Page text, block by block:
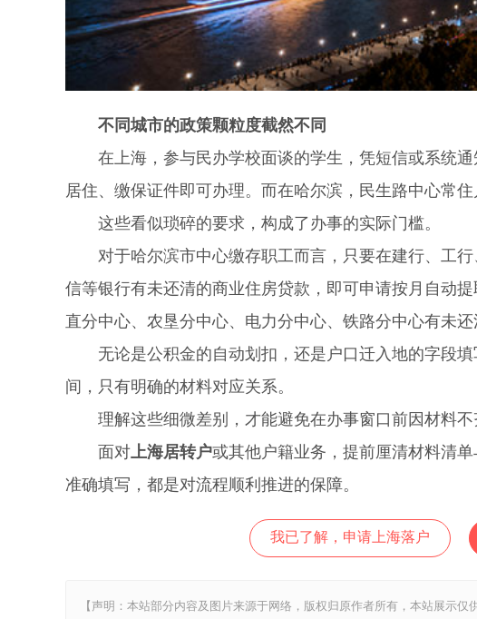
不同城市的政策颗粒度截然不同
在上海，参与民办学校面谈的学生，凭短信或系统通
居住、缴保证件即可办理。而在哈尔滨，民生路中心常
这些看似琐碎的要求，构成了办事的实际门槛。
对于哈尔滨市中心缴存职工而言，只要在建行、工行
信等银行有未还清的商业住房贷款，即可申请按月自动
直分中心、农垦分中心、电力分中心、铁路分中心有未
无论是公积金的自动划扣，还是户口迁入地的字段填
间，只有明确的材料对应关系。
理解这些细微差别，才能避免在办事窗口前因材料不
面对 上海居转户或其他户籍业务，提前厘清材料清
准确填写，都是对流程顺利推进的保障。
我已了解，申请上海落户
【声明：本站部分内容及图片来源于网络，版权归原作者所有，本站展示